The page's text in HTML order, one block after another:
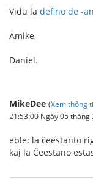
Vidu la defino de -
Amike,
Daniel.
MikeDee (Xem thông
21:53:00 Ngày 05 tháng
eble: la ĉeestanto
kaj la Ĉeestano